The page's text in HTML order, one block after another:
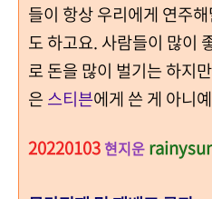
들이 항상 우리에게 연주
도 하고요. 사람들이 많이
로 돈을 많이 벌기는 하지
은 스티븐에게 쓴 게 아니
20220103 현지운